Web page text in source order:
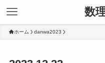
数
ホーム danwa2023